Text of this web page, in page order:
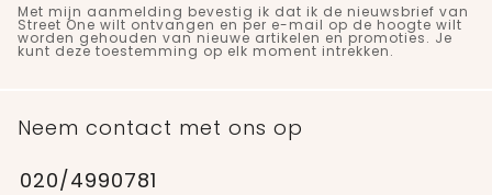
Met mijn aanmelding bevestig ik dat ik de nieuwsbrief van
Street One wilt ontvangen en per e-mail op de hoogte wilt
worden gehouden van nieuwe artikelen en promoties. Je
kunt deze toestemming op elk moment intrekken.
Neem contact met ons op
020/4990781